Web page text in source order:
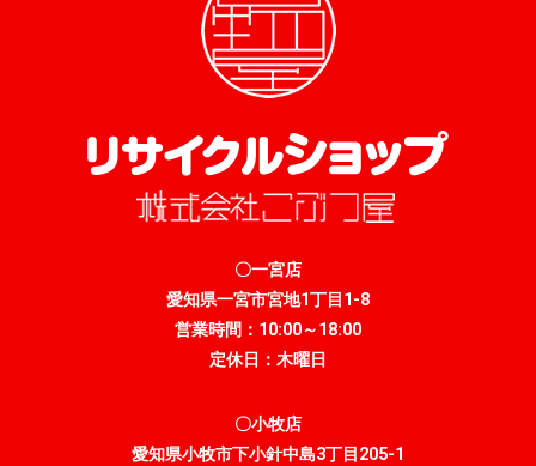
〇一宮店
愛知県一宮市宮地1丁目1-8
営業時間：10:00～18:00
定休日：木曜日
〇小牧店
愛知県小牧市下小針中島3丁目205-1